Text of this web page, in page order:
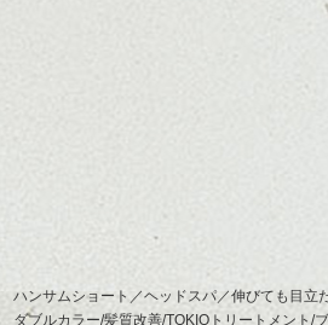
ハンサムショート／ヘッドスパ／伸びても目立
ダブルカラー/髪質改善/TOKIOトリートメント/